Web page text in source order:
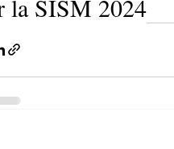
la SISM 2024